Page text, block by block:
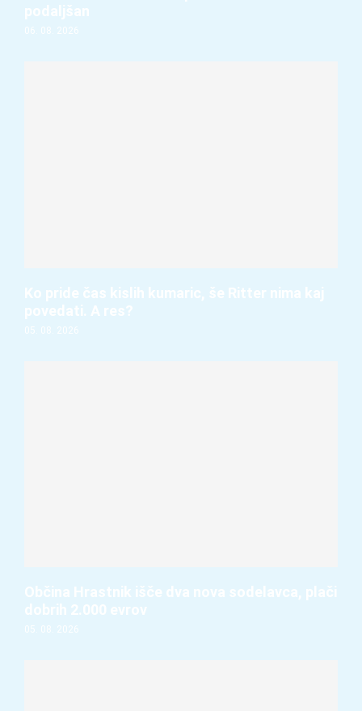
podaljšan
06. 08. 2026
Ko pride čas kislih kumaric, še Ritter nima kaj
povedati. A res?
05. 08. 2026
Občina Hrastnik išče dva nova sodelavca, plači
dobrih 2.000 evrov
05. 08. 2026